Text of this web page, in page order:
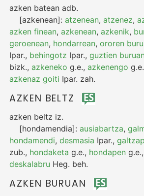
azken batean adb.
[azkenean]:atzenean,atzenez,
azken finean,azkenean,azkenik,
geroenean, hondarrean,ororen
Ipar., behingotz Ipar.,guztien buruan
bizk.,azkeneko g.e.,azkenengo g.e.
azkenaz goiti Ipar. zah.
AZKEN BELTZ
azken beltz iz.
[hondamendia]:ausiabartza,
hondamendi,desmasia Ipar.,
zub., hondaketa g.e., hondapen g.e.
deskalabru Heg. beh.
AZKEN BURUAN